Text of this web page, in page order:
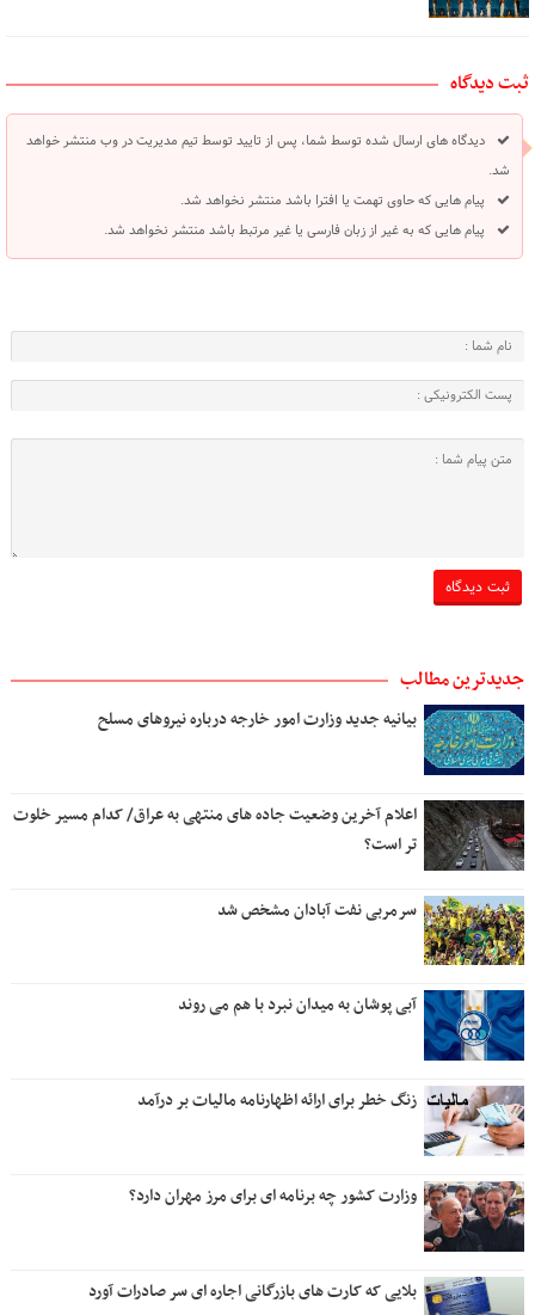
ثبت دیدگاه
دیدگاه های ارسال شده توسط شما، پس از تایید توسط تیم مدیریت در وب منتشر خواهد
شد.
پیام هایی که حاوی تهمت یا افترا باشد منتشر نخواهد شد.
پیام هایی که به غیر از زبان فارسی یا غیر مرتبط باشد منتشر نخواهد شد.
جدیدترین مطالب
بیانیه جدید وزارت امور خارجه درباره نیروهای مسلح
اعلام آخرین وضعیت جاده های منتهی به عراق/ کدام مسیر خلوت
تر است؟
سرمربی نفت آبادان مشخص شد
آبی پوشان به میدان نبرد با هم می روند
زنگ خطر برای ارائه اظهارنامه مالیات بر درآمد
وزارت کشور چه برنامه ای برای مرز مهران دارد؟
بلایی که کارت های بازرگانی اجاره ای سر صادرات آورد